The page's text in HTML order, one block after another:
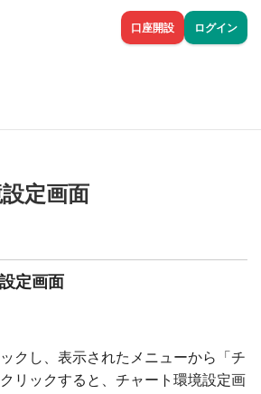
口座開設 ログイン
定画面
定画面
クし、表示されたメニューから「チ
リックすると、チャート環境設定画